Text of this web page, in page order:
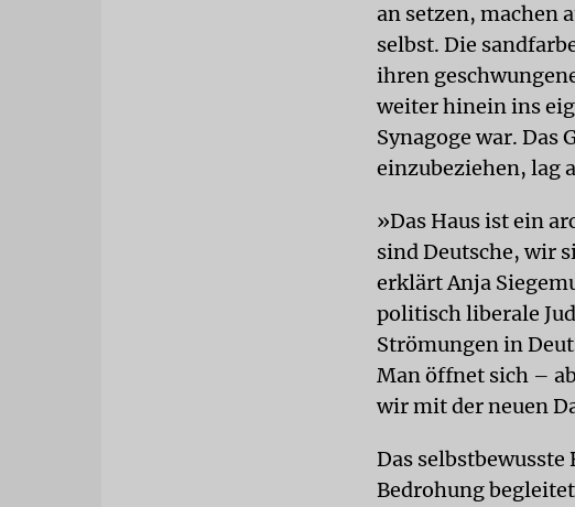
an setzen, machen
selbst. Die
ihren
weiter hinein ins
Synagoge war. Das
einzubeziehen, lag
»Das Haus ist ein
sind Deutsche, wir
erklärt Anja
politisch liberale
Strömungen in
Man öffnet sich –
wir mit der neuen
Das
Bedrohung